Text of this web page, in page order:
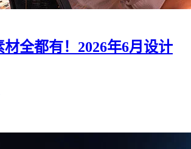
全都有！2026年6月设计